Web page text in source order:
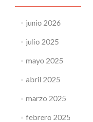
junio 2026
julio 2025
mayo 2025
abril 2025
marzo 2025
febrero 2025